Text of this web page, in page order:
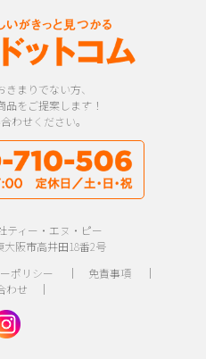
まりでない方、
品をご提案します！
わせください。
ティー・エヌ・ピー
大阪市高井田18番2号
ポリシー ｜ 免責事項｜
わせ ｜